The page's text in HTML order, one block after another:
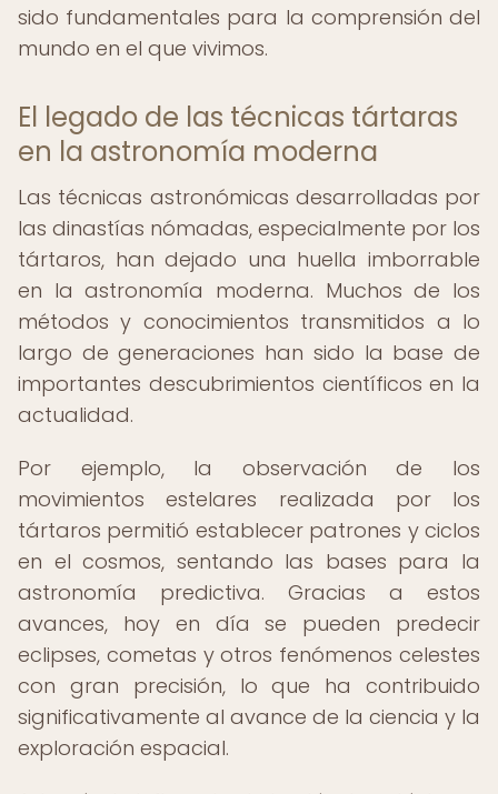
sido fundamentales para la comprensión del
mundo en el que vivimos.
El legado de las técnicas tártaras
en la astronomía moderna
Las técnicas astronómicas desarrolladas por
las dinastías nómadas, especialmente por los
tártaros, han dejado una huella imborrable
en la astronomía moderna. Muchos de los
métodos y conocimientos transmitidos a lo
largo de generaciones han sido la base de
importantes descubrimientos científicos en la
actualidad.
Por ejemplo, la observación de los
movimientos estelares realizada por los
tártaros permitió establecer patrones y ciclos
en el cosmos, sentando las bases para la
astronomía predictiva. Gracias a estos
avances, hoy en día se pueden predecir
eclipses, cometas y otros fenómenos celestes
con gran precisión, lo que ha contribuido
significativamente al avance de la ciencia y la
exploración espacial.